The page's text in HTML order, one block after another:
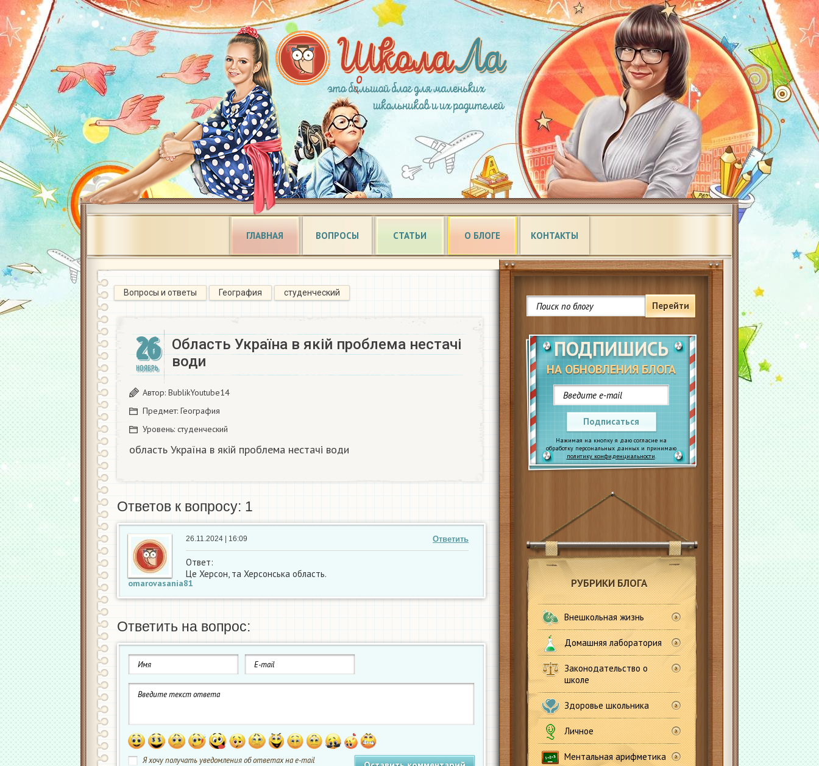
ГЛАВНАЯ ВОПРОСЫ СТАТЬИ О БЛОГЕ КОНТАКТЫ
Перейти
ПОДПИШИСЬ
НА ОБНОВЛЕНИЯ БЛОГА
Подписаться
Нажимая на кнопку я даю согласие на
обработку персональных данных и принимаю
политику конфиденциальности.
РУБРИКИ БЛОГА
Внешкольная жизнь
Домашняя лаборатория
Законодательство о
школе
Здоровье школьника
Личное
Ментальная арифметика
Вопросы и ответы География студенческий
26
НОЯБРЬ
Область Україна в якій проблема нестачі
води​
Автор: BublikYoutube14
Предмет: География
Уровень: студенческий
область Україна в якій проблема нестачі води​
Ответов к вопросу: 1
omarovasania81
Ответить
26.11.2024 | 16:09
Ответ:
Це Херсон, та Херсонська область.
Ответить на вопрос:
Я хочу получать уведомления об ответах на e-mail